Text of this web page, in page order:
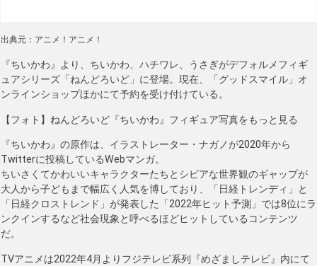
出典元：アニメ！アニメ！
『ちいかわ』より、ちいかわ、ハチワレ、うさぎがデフォルメフィギ
ュアシリーズ「ねんどろいど」に登場。現在、「グッドスマイル」オ
ンラインショップほかにて予約を受け付けている。
【フォト】ねんどろいど『ちいかわ』フィギュア写真をもっと見る
『ちいかわ』の原作は、イラストレーター・ナガノが2020年から
Twitterに投稿しているWebマンガ。
ちいさくてかわいいキャラクターたちとシビアな世界観のギャップが
大人から子どもまで幅広く人気を博しており、「日経トレンディ」と
「日経クロストレンド」が発表した「2022年ヒット予測」では8位にラ
ンクインするなど社会現象と呼べるほどヒットしているコンテンツ
だ。
TVアニメは2022年4月よりフジテレビ系列『めざましテレビ』内にて